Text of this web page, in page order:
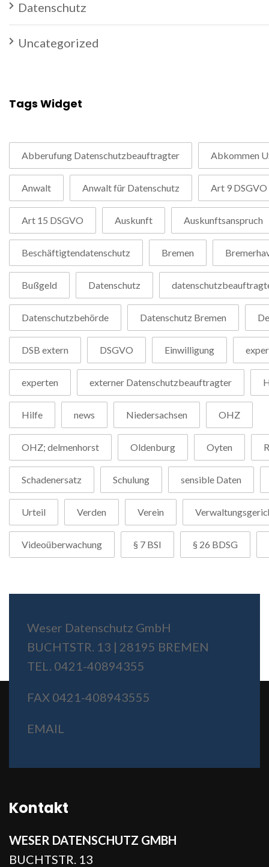
Datenschutz
Uncategorized
Tags Widget
Abberufung Datenschutzbeauftragter Abkommen
Anwalt Anwalt für Datenschutz Art 9 DSGVO
Art 15 DSGVO Auskunft Auskunftsanspruch
Beschäftigtendatenschutz Bremen
Bußgeld Datenschutz
Datenschutzbehörde Datenschutz Bremen
DSB extern DSGVO Einwilligung
experten externer Datenschutzbeauftragter
Hilfe news Niedersachsen OHZ
OHZ; delmenhorst Oldenburg Oyten
Schadenersatz Schulung sensible Daten
Urteil Verden Verein
Videoüberwachung § 7 BSI § 26 BDSG
Weser Datenschutz GmbH
BUCHTSTR. 13 | 28195 BREMEN
TEL. 0421-40894355
FAX 0421-408943555
EMAIL
Kontakt
WESER DATENSCHUTZ GMBH
BUCHTSTR. 13